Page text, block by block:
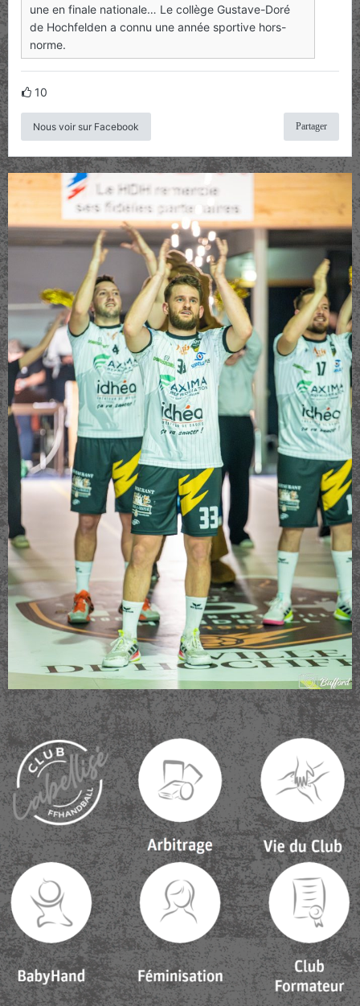
une en finale nationale… Le collège Gustave-Doré
de Hochfelden a connu une année sportive hors-
norme.
10
Nous voir sur Facebook Partager